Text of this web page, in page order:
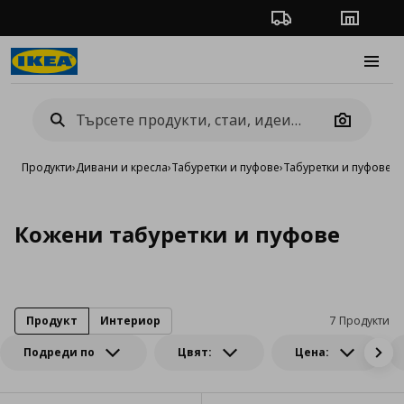
Проследяване на
Camera
Продукти›Дивани и кресла›Табуретки и пуфове›Табуретки и пуфове
Кожени табуретки и пуфове
Подреди по Цвят: Цена:
7 Продукти
Продукт Интериор